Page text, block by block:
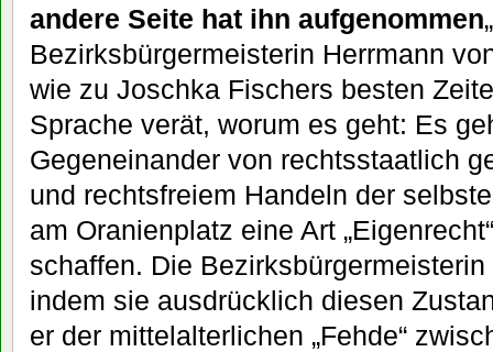
andere Seite hat ihn aufgenommen
Bezirksbürgermeisterin Herrmann
wie zu Joschka Fischers besten
Sprache verät, worum es geht: Es
Gegeneinander von rechtsstaatlich
und rechtsfreiem Handeln der
am Oranienplatz eine Art
schaffen. Die
indem sie ausdrücklich diesen
er der mittelalterlichen „Fehde“